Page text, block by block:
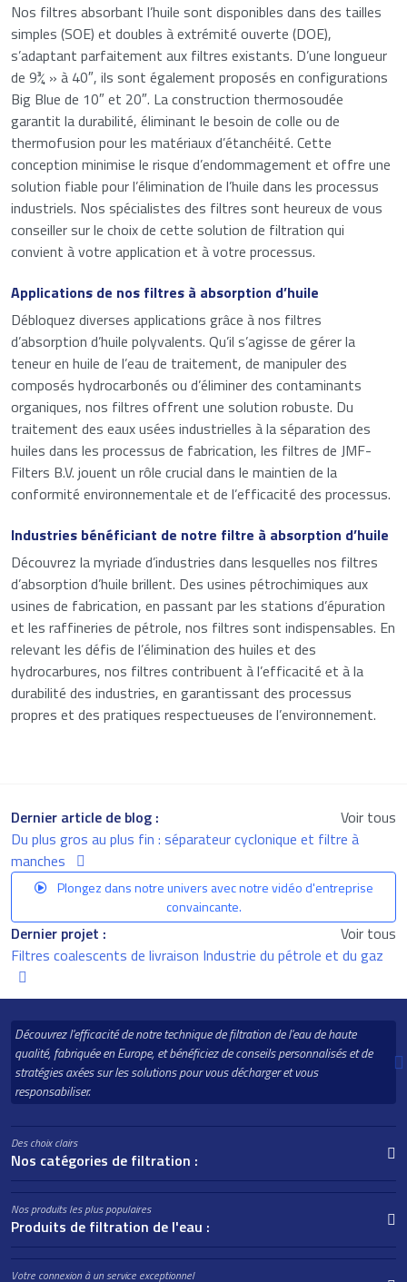
Anti-SPAM*
Veuillez saisir un nombre entre16et18.
Envoyer
Anti-spam (Nécessaire)
Veuillez saisir un nombre entre et15
Télécharger
Nos filtres absorbant l’huile sont disponibles dans des tailles
simples (SOE) et doubles à extrémité ouverte (DOE),
s’adaptant parfaitement aux filtres existants. D’une longueur
de 9¾ » à 40″, ils sont également proposés en configurations
Big Blue de 10″ et 20″. La construction thermosoudée
garantit la durabilité, éliminant le besoin de colle ou de
thermofusion pour les matériaux d’étanchéité. Cette
conception minimise le risque d’endommagement et offre une
solution fiable pour l’élimination de l’huile dans les processus
industriels. Nos spécialistes des filtres sont heureux de vous
conseiller sur le choix de cette solution de filtration qui
convient à votre application et à votre processus.
Applications de nos filtres à absorption d’huile
Débloquez diverses applications grâce à nos filtres
d’absorption d’huile polyvalents. Qu’il s’agisse de gérer la
teneur en huile de l’eau de traitement, de manipuler des
composés hydrocarbonés ou d’éliminer des contaminants
organiques, nos filtres offrent une solution robuste. Du
traitement des eaux usées industrielles à la séparation des
huiles dans les processus de fabrication, les filtres de JMF-
Filters B.V. jouent un rôle crucial dans le maintien de la
conformité environnementale et de l’efficacité des processus.
Industries bénéficiant de notre filtre à absorption d’huile
Découvrez la myriade d’industries dans lesquelles nos filtres
d’absorption d’huile brillent. Des usines pétrochimiques aux
usines de fabrication, en passant par les stations d’épuration
et les raffineries de pétrole, nos filtres sont indispensables. En
relevant les défis de l’élimination des huiles et des
hydrocarbures, nos filtres contribuent à l’efficacité et à la
durabilité des industries, en garantissant des processus
propres et des pratiques respectueuses de l’environnement.
Dernier article de blog :
Voir tous
Du plus gros au plus fin : séparateur cyclonique et filtre à
manches
Plongez dans notre univers avec notre vidéo d'entreprise
convaincante.
Dernier projet :
Voir tous
Filtres coalescents de livraison Industrie du pétrole et du gaz
Découvrez l'efficacité de notre technique de filtration de l'eau de haute
qualité, fabriquée en Europe, et bénéficiez de conseils personnalisés et de
stratégies axées sur les solutions pour vous décharger et vous
responsabiliser.
Des choix clairs
Nos catégories de filtration :
Nos produits les plus populaires
Produits de filtration de l'eau :
Votre connexion à un service exceptionnel